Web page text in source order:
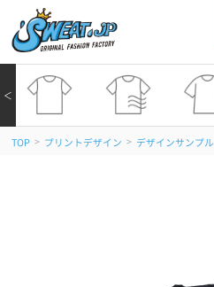
＜
TOP > プリントデザイン > デザインサンプル